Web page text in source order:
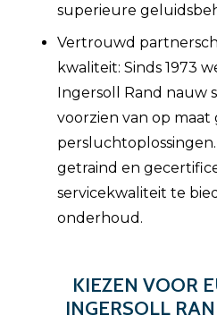
superieure
Vertrouwd
kwaliteit: Sinds 1973
Ingersoll Rand nauw
voorzien van op maat
getraind en
servicekwaliteit te
onderhoud.
KIEZEN VOOR
INGERSOLL